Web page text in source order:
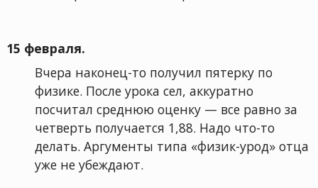
15 февраля.
Вчера наконец-то получил пятерку по
физике. После урока сел, аккуратно
посчитал среднюю оценку — все равно за
четверть получается 1,88. Надо что-то
делать. Аргументы типа «физик-урод» отца
уже не убеждают.